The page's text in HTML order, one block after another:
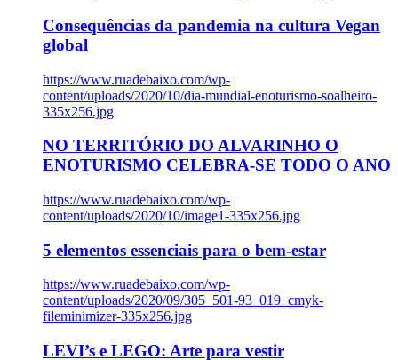
Consequências da pandemia na cultura Vegan
global
https://www.ruadebaixo.com/wp-
content/uploads/2020/10/dia-mundial-enoturismo-soalheiro-
335x256.jpg
NO TERRITÓRIO DO ALVARINHO O
ENOTURISMO CELEBRA-SE TODO O ANO
https://www.ruadebaixo.com/wp-
content/uploads/2020/10/image1-335x256.jpg
5 elementos essenciais para o bem-estar
https://www.ruadebaixo.com/wp-
content/uploads/2020/09/305_501-93_019_cmyk-
fileminimizer-335x256.jpg
LEVI’s e LEGO: Arte para vestir